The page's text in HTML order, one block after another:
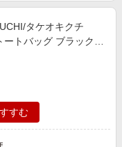
タケオキクチ
ートバッグ ブラック
すむ